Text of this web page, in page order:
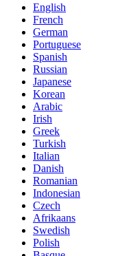
English
French
German
Portuguese
Spanish
Russian
Japanese
Korean
Arabic
Irish
Greek
Turkish
Italian
Danish
Romanian
Indonesian
Czech
Afrikaans
Swedish
Polish